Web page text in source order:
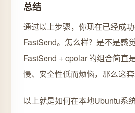
总结
通过以上步骤，你现在已经成
FastSend。怎么样？是不是感
FastSend + cpolar 的组合简直
慢、安全性低而烦恼，那么这
以上就是如何在本地Ubuntu系